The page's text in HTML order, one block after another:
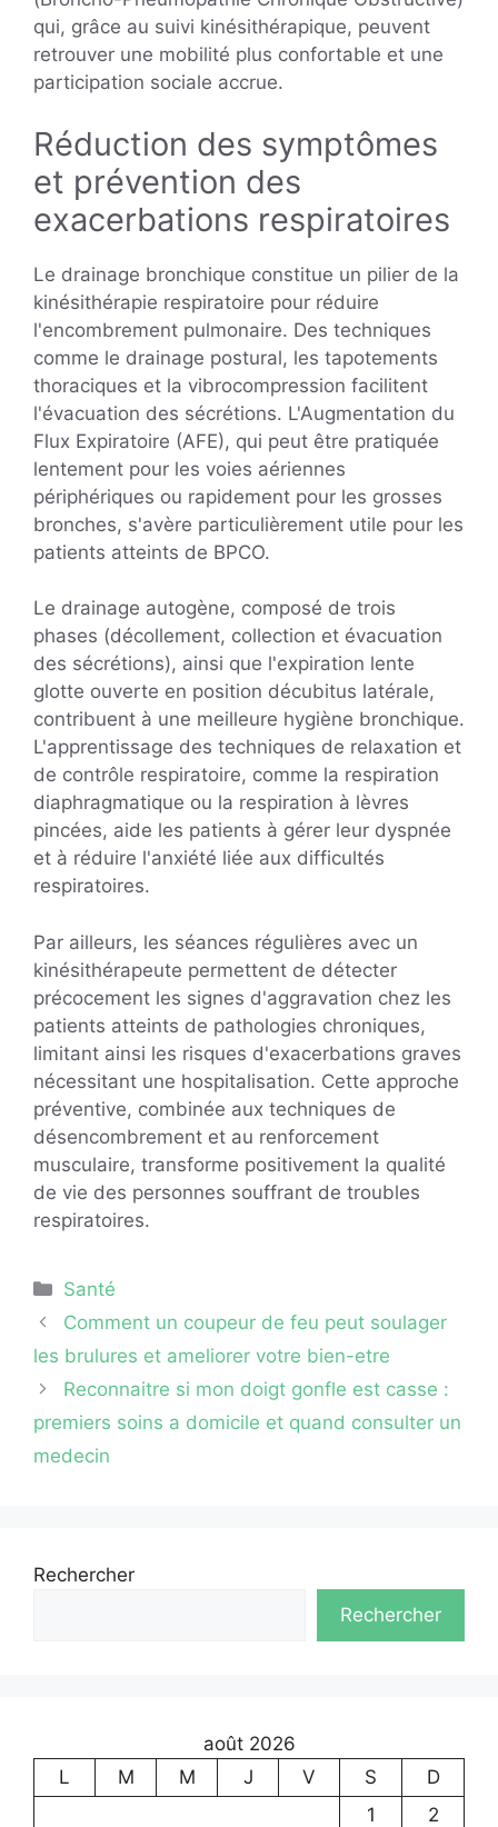
qui, grâce au suivi kinésithérapique, peuvent
retrouver une mobilité plus confortable et une
participation sociale accrue.
Réduction des symptômes
et prévention des
exacerbations respiratoires
Le drainage bronchique constitue un pilier de la
kinésithérapie respiratoire pour réduire
l'encombrement pulmonaire. Des techniques
comme le drainage postural, les tapotements
thoraciques et la vibrocompression facilitent
l'évacuation des sécrétions. L'Augmentation du
Flux Expiratoire (AFE), qui peut être pratiquée
lentement pour les voies aériennes
périphériques ou rapidement pour les grosses
bronches, s'avère particulièrement utile pour les
patients atteints de BPCO.
Le drainage autogène, composé de trois
phases (décollement, collection et évacuation
des sécrétions), ainsi que l'expiration lente
glotte ouverte en position décubitus latérale,
contribuent à une meilleure hygiène bronchique.
L'apprentissage des techniques de relaxation et
de contrôle respiratoire, comme la respiration
diaphragmatique ou la respiration à lèvres
pincées, aide les patients à gérer leur dyspnée
et à réduire l'anxiété liée aux difficultés
respiratoires.
Par ailleurs, les séances régulières avec un
kinésithérapeute permettent de détecter
précocement les signes d'aggravation chez les
patients atteints de pathologies chroniques,
limitant ainsi les risques d'exacerbations graves
nécessitant une hospitalisation. Cette approche
préventive, combinée aux techniques de
désencombrement et au renforcement
musculaire, transforme positivement la qualité
de vie des personnes souffrant de troubles
respiratoires.
Catégories
Santé
Comment un coupeur de feu peut soulager
les brulures et ameliorer votre bien-etre
Reconnaitre si mon doigt gonfle est casse :
premiers soins a domicile et quand consulter un
medecin
Rechercher
Rechercher
août 2026
L
M M J V S
D
1
2